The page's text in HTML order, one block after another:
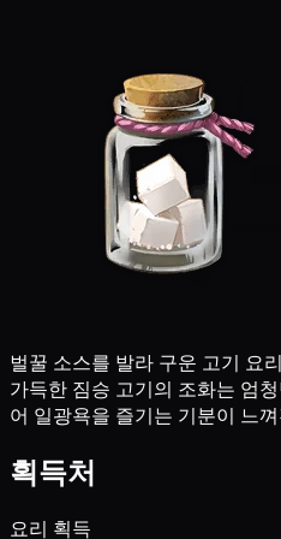
벌꿀 소스를 발라 구운 고기 요
가득한 짐승 고기의 조화는 엄
어 일광욕을 즐기는 기분이 느
획득처
요리 획득